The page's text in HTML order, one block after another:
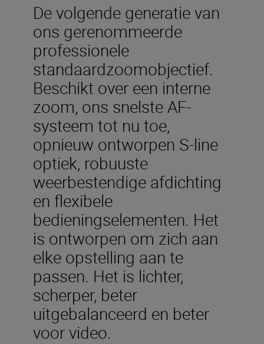
De volgende generatie van
ons gerenommeerde
professionele
standaardzoomobjectief.
Beschikt over een interne
zoom, ons snelste AF-
systeem tot nu toe,
opnieuw ontworpen S-line
optiek, robuuste
weerbestendige afdichting
en flexibele
bedieningselementen. Het
is ontworpen om zich aan
elke opstelling aan te
passen. Het is lichter,
scherper, beter
uitgebalanceerd en beter
voor video.